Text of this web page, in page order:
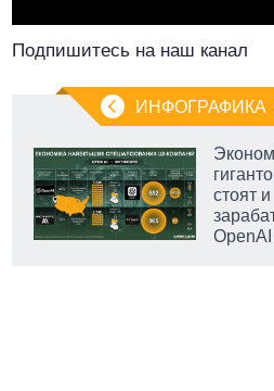
Подпишитесь на наш канал
ИНФОГРАФИКА
стоят и